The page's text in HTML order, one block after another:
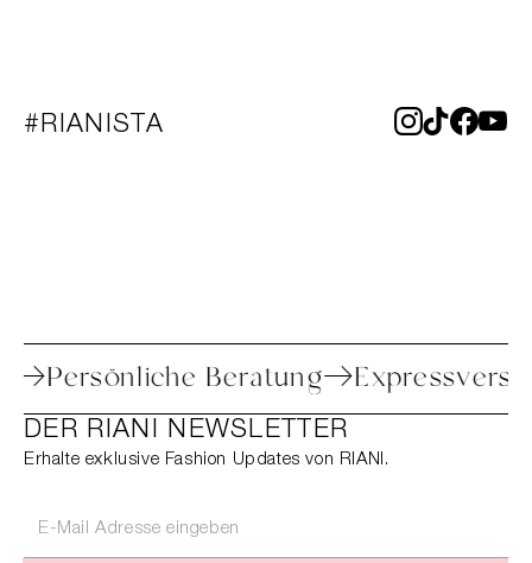
#RIANISTA
Persönliche Beratung
DER RIANI NEWSLETTER
Erhalte exklusive Fashion Updates von RIANI.